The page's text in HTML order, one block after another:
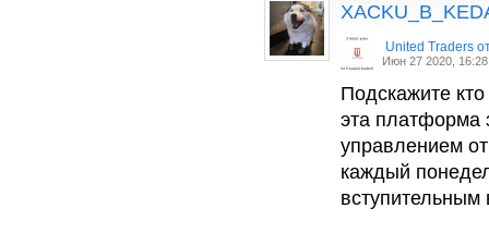
United Traders
Июн 27 2020, 16:28
Подскажите
эта платформа
управлением
каждый
вступительным